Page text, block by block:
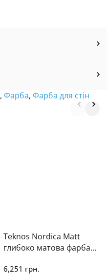
, Фарба, Фарба для стін
Teknos Nordica Matt
глибоко матова фарба
6,251 грн.